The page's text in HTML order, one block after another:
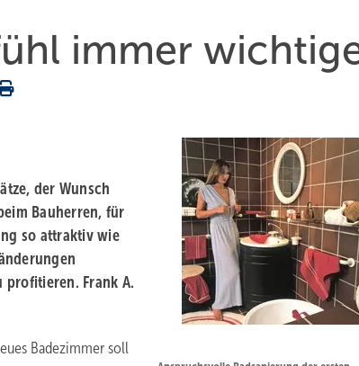
immer
der Wunsch
Bauherren, für
so attraktiv wie
profitieren. Frank A.
Badezimmer soll